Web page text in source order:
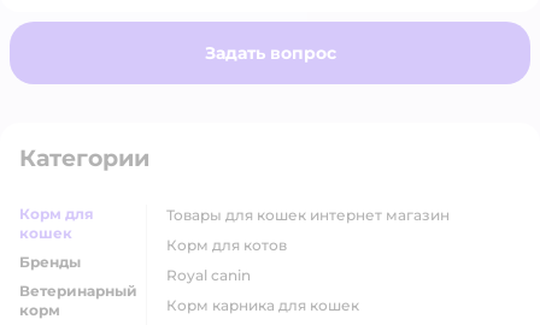
Задать вопрос
Категории
Корм для
кошек
Бренды
Ветеринарный
корм
товары для кошек интернет магазин
корм для котов
royal canin
корм карника для кошек